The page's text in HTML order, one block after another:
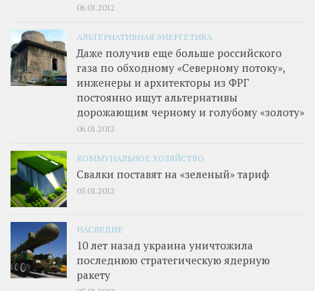
06.01.2012
АЛЬТЕРНАТИВНАЯ ЭНЕРГЕТИКА
Даже получив еще больше российского
газа по обходному «Северному потоку»,
инженеры и архитекторы из ФРГ
постоянно ищут альтернативы
дорожающим черному и голубому «золоту»
06.01.2012
КОММУНАЛЬНОЕ ХОЗЯЙСТВО
Свалки поставят на «зеленый» тариф
05.01.2012
НАСЛЕДИЕ
10 лет назад украина уничтожила
последнюю стратегическую ядерную
ракету